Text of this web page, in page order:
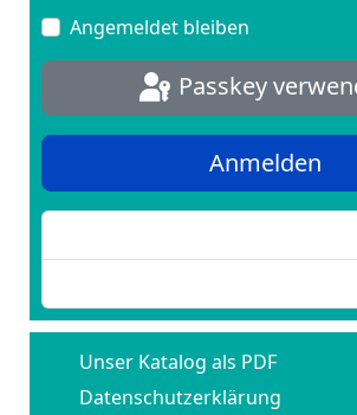
Angemeldet bleiben
Passkey
Anmelden
Unser Katalog als PDF
Datenschutzerklärung